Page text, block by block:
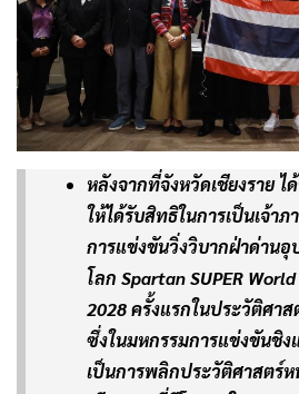
หลังจากที่จังหวัดเชียงราย
ให้ได้รับสิทธิในการเป็นเจ้า
การแข่งขันวิ่งวิบากฝ่าด่าน
โลก Spartan SUPER
2028 ครั้งแรกในประวัติศาส
ซึ่งในมหกรรมการแข่งขันชิ
เป็นการพลิกประวัติศาสตร์